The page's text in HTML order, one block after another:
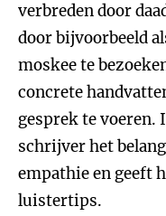
verbreden door
door bijvoorbeeld
moskee te
concrete
gesprek te voeren.
schrijver het
empathie en geeft
luistertips.